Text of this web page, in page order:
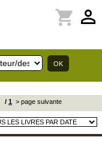
perm_identity
shopping_cart
/ 1 > page suivante